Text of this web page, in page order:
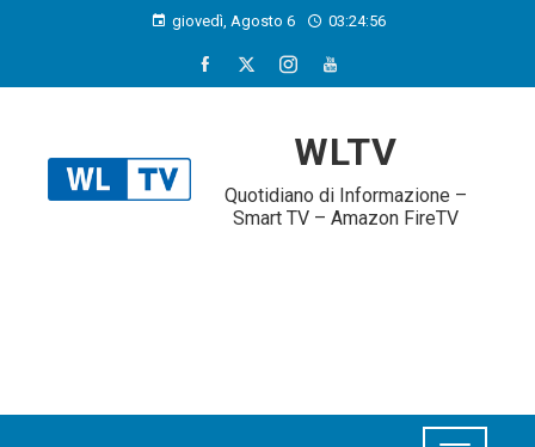
giovedì, Agosto 6 03:24:56
WLTV
Quotidiano di Informazione –
Smart TV – Amazon FireTV